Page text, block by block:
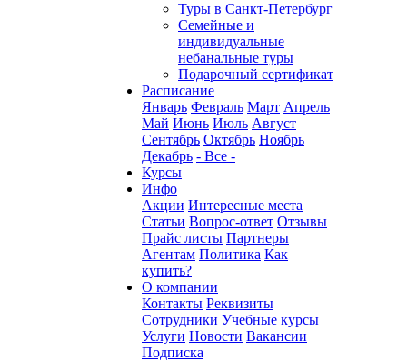
Туры в Санкт-Петербург
Семейные и
индивидуальные
небанальные туры
Подарочный сертификат
Расписание
Январь Февраль Март Апрель
Май Июнь Июль Август
Сентябрь Октябрь Ноябрь
Декабрь - Все -
Курсы
Инфо
Акции Интересные места
Статьи Вопрос-ответ Отзывы
Прайс листы Партнеры
Агентам Политика Как
купить?
О компании
Контакты Реквизиты
Сотрудники Учебные курсы
Услуги Новости Вакансии
Подписка